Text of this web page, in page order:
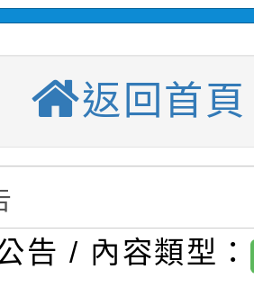
11招)
第1學期第9次代
3招)
結果(第4招)】
第1學期第9次
結果(第12招)】
12招)
生本土語及新住
要點
「桃園市115學
施要點」
「115年金融知
中市政府政風處
返回首頁
告 / 內容類型：